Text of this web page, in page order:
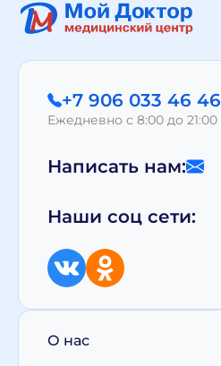
+7 906 033 46 46
Ежедневно с 8:00 до 21:00
Написать нам:
Наши соц сети:
О нас